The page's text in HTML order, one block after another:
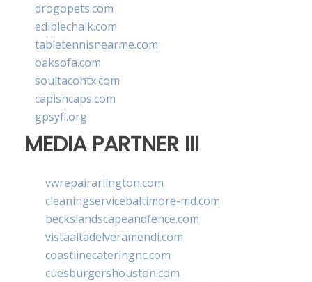
drogopets.com
ediblechalk.com
tabletennisnearme.com
oaksofa.com
soultacohtx.com
capishcaps.com
gpsyfl.org
MEDIA PARTNER III
vwrepairarlington.com
cleaningservicebaltimore-md.com
beckslandscapeandfence.com
vistaaltadelveramendi.com
coastlinecateringnc.com
cuesburgershouston.com